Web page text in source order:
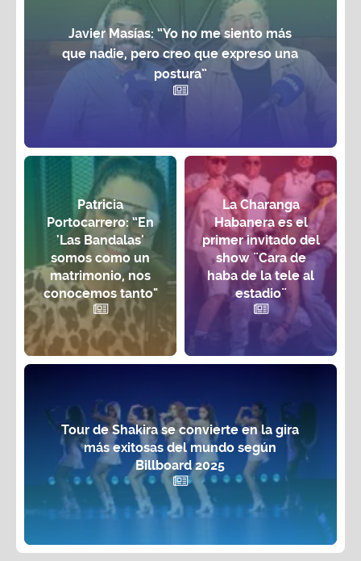
Javier Masías: “Yo no me siento más
que nadie, pero creo que expreso una
postura”
Patricia
Portocarrero: “En
'Las Bandalas'
somos como un
matrimonio, nos
conocemos tanto"
La Charanga
Habanera es el
primer invitado del
show ¨Cara de
haba de la tele al
estadio¨
Tour de Shakira se convierte en la gira
más exitosas del mundo según
Billboard 2025